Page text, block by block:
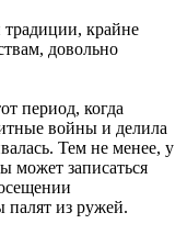
крайне
довольно
период, когда
войны и делила
Тем не менее, у
может записаться
палят из ружей.